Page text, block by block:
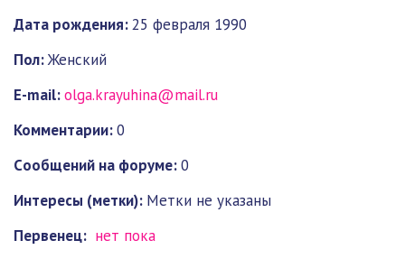
Дата рождения:25 февраля 1990
Пол:Женский
E-mail:olga.krayuhina@mail.ru
Комментарии:0
Cообщений на форуме:0
Интересы (метки): Метки не указаны
Первенец: нет пока